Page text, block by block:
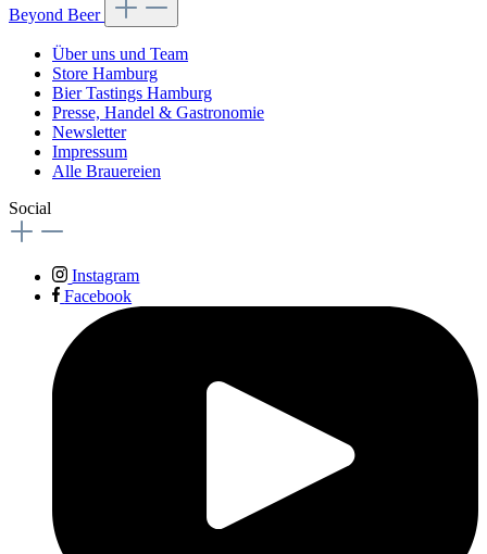
Beyond Beer
Über uns und Team
Store Hamburg
Bier Tastings Hamburg
Presse, Handel & Gastronomie
Newsletter
Impressum
Alle Brauereien
Social
Instagram
Facebook